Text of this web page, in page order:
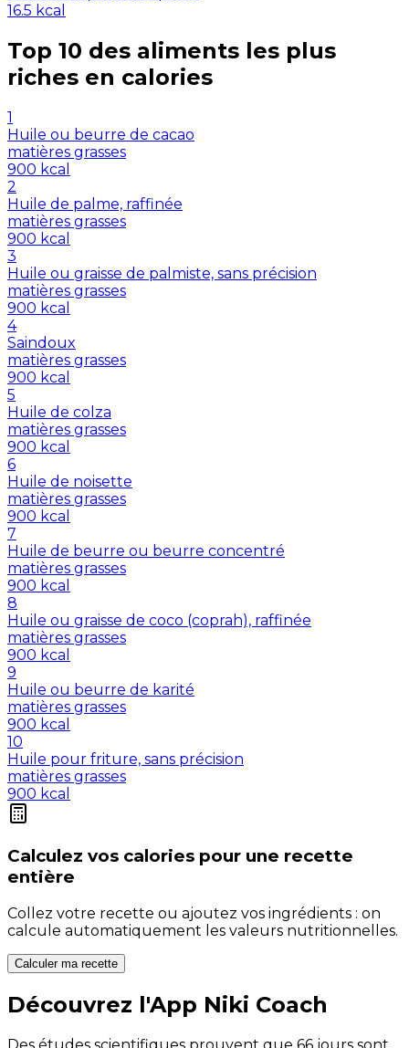
16.5 kcal
Top 10 des aliments les plus
riches en calories
1
Huile ou beurre de cacao
matières grasses
900 kcal
2
Huile de palme, raffinée
matières grasses
900 kcal
3
Huile ou graisse de palmiste, sans précision
matières grasses
900 kcal
4
Saindoux
matières grasses
900 kcal
5
Huile de colza
matières grasses
900 kcal
6
Huile de noisette
matières grasses
900 kcal
7
Huile de beurre ou beurre concentré
matières grasses
900 kcal
8
Huile ou graisse de coco (coprah), raffinée
matières grasses
900 kcal
9
Huile ou beurre de karité
matières grasses
900 kcal
10
Huile pour friture, sans précision
matières grasses
900 kcal
Calculez vos calories pour une recette
entière
Collez votre recette ou ajoutez vos ingrédients : on
calcule automatiquement les valeurs nutritionnelles.
Calculer ma recette
Découvrez l'App Niki Coach
Des études scientifiques prouvent que 66 jours sont